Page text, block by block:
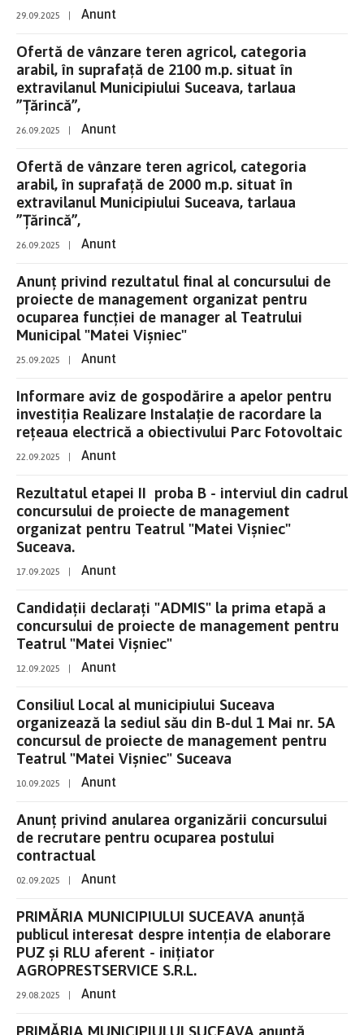
29.09.2025 Anunt
Ofertă de vânzare teren agricol, categoria
arabil, în suprafață de 2100 m.p. situat în
extravilanul Municipiului Suceava, tarlaua
”Țărincă”,
26.09.2025 Anunt
Ofertă de vânzare teren agricol, categoria
arabil, în suprafață de 2000 m.p. situat în
extravilanul Municipiului Suceava, tarlaua
”Țărincă”,
26.09.2025 Anunt
Anunț privind rezultatul final al concursului de
proiecte de management organizat pentru
ocuparea funcției de manager al Teatrului
Municipal "Matei Vișniec"
25.09.2025 Anunt
Informare aviz de gospodărire a apelor pentru
investiția Realizare Instalație de racordare la
rețeaua electrică a obiectivului Parc Fotovoltaic
22.09.2025 Anunt
Rezultatul etapei II proba B - interviul din cadrul
concursului de proiecte de management
organizat pentru Teatrul "Matei Vișniec"
Suceava.
17.09.2025 Anunt
Candidații declarați "ADMIS" la prima etapă a
concursului de proiecte de management pentru
Teatrul "Matei Vișniec"
12.09.2025 Anunt
Consiliul Local al municipiului Suceava
organizează la sediul său din B-dul 1 Mai nr. 5A
concursul de proiecte de management pentru
Teatrul "Matei Vișniec" Suceava
10.09.2025 Anunt
Anunț privind anularea organizării concursului
de recrutare pentru ocuparea postului
contractual
02.09.2025 Anunt
PRIMĂRIA MUNICIPIULUI SUCEAVA anunţă
publicul interesat despre intenţia de elaborare
PUZ și RLU aferent - inițiator
AGROPRESTSERVICE S.R.L.
29.08.2025 Anunt
PRIMĂRIA MUNICIPIULUI SUCEAVA anunţă